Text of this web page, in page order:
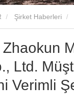
Şirket Haberleri
Ltd.
Verimli